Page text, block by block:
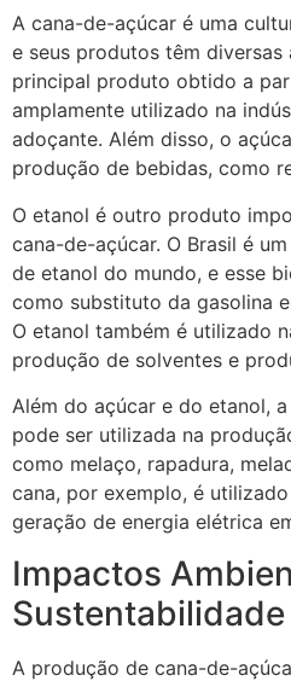
A cana-de-açúcar é uma
e seus produtos têm diversas
principal produto obtido a
amplamente utilizado na
adoçante. Além disso, o
produção de bebidas, como
O etanol é outro produto
cana-de-açúcar. O Brasil é
de etanol do mundo, e esse
como substituto da gasolina
O etanol também é utilizado
produção de solventes e
Além do açúcar e do etanol,
pode ser utilizada na
como melaço, rapadura,
cana, por exemplo, é
geração de energia elétrica
Impactos
Sustentabilidade
A produção de cana-de-